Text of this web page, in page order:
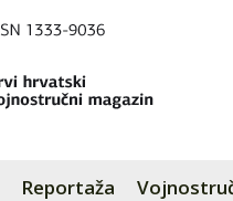
Reportaža